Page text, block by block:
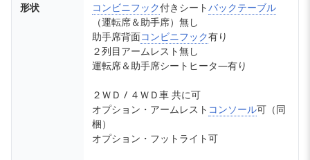
形状
コンビニフック付きシートバックテーブル
（運転席＆助手席）無し
助手席背面コンビニフック有り
２列目アームレスト無し
運転席＆助手席シートヒータ―有り
２ＷＤ / ４ＷＤ車 共に可
オプション・アームレスト コンソール可（同
梱）
オプション・フットライト可